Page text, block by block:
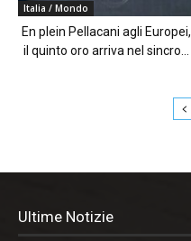
Italia / Mondo
En plein Pellacani agli Europei,
il quinto oro arriva nel sincro...
Ultime Notizie